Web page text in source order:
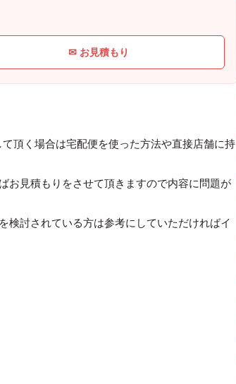
✉ お見積もり
頂く場合は宅配便を使った方法や直接店舗に持
お見積もりをさせて頂きますので内容に問題が
検討されている方は参考にしていただければイ